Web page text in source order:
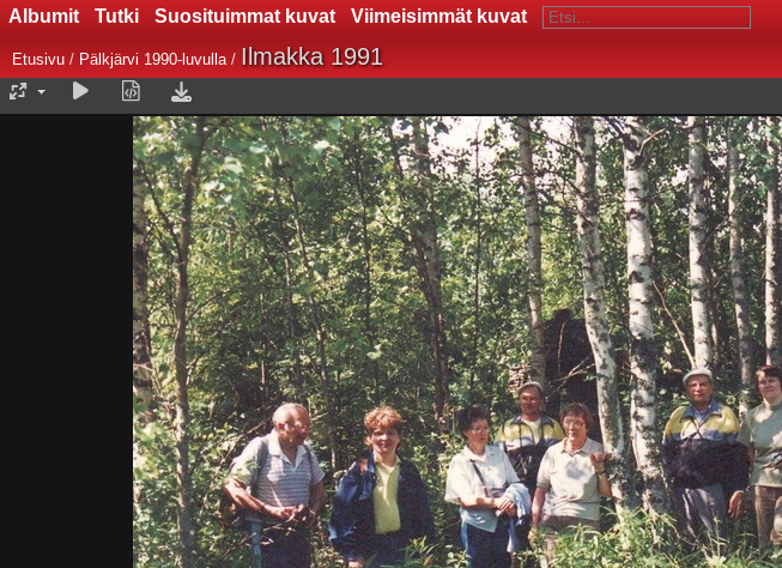
Albumit Tutki Suosituimmat kuvat Viimeisimmät kuvat
Etusivu / Pälkjärvi 1990-luvulla / Ilmakka 1991